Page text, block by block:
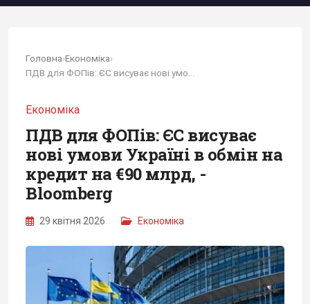
Головна›Економіка›
Економіка
ПДВ для ФОПів: ЄС висуває
нові умови Україні в обмін на
кредит на €90 млрд, -
Bloomberg
29 квітня 2026 Економіка